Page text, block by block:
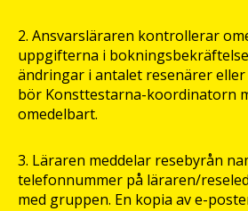
2. Ansvarsläraren kontrollerar
uppgifterna i
ändringar i antalet resenärer
bör Konsttestarna-koordinatorn
omedelbart.
3. Läraren meddelar resebyrån
telefonnummer på läraren/
med gruppen. En kopia av e-